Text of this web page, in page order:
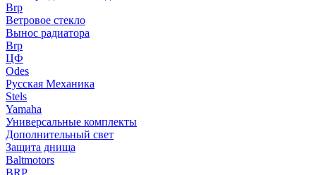
Brp
Ветровое стекло
Вынос радиатора
Brp
ЦФ
Odes
Русская Механика
Stels
Yamaha
Универсальные комплекты
Дополнительный свет
Защита днища
Baltmotors
BRP